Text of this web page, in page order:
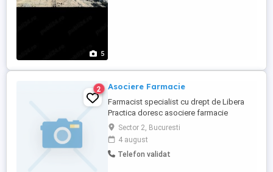
5
2 Asociere Farmacie
Farmacist specialist cu drept de Libera
Practica doresc asociere farmacie
comunitara.
Sector 2, Bucuresti
4 august
Telefon validat